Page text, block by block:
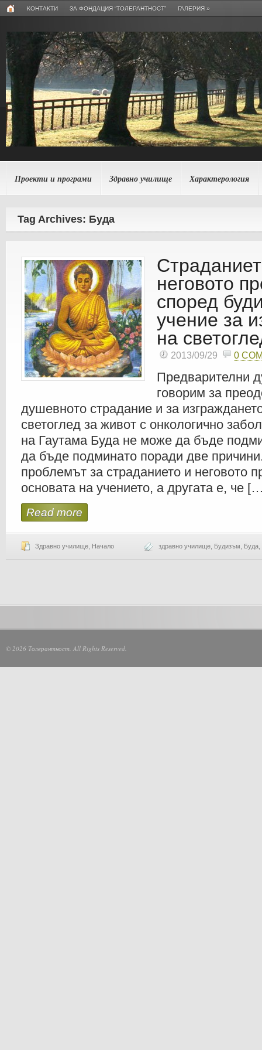
КОНТАКТИ ЗА ФОНДАЦИЯ “ТОЛЕРАНТНОСТ” ГАЛЕРИЯ »
Проекти и програми Здравно училище Характерология
Tag Archives: Буда
неговото
според
учение за
на
2013/09/29 0
Предварителни
говорим за
душевното страдание и за
светоглед за живот с онкологично
на Гаутама Буда не може да бъде
да бъде подминато поради две
проблемът за страданието и неговото
основата на учението, а другата е, че
Read more
Здравно училище Начало здравно училище Будизъм Буда
© 2026 Толерантност. All Rights Reserved.